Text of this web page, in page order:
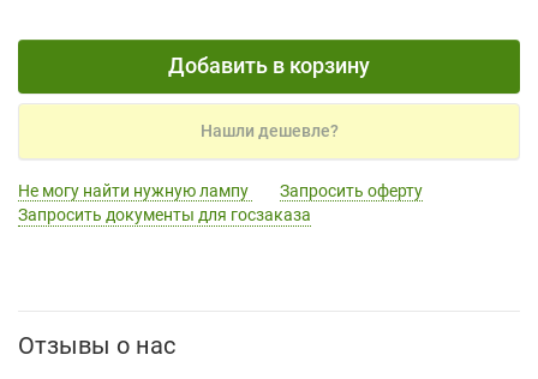
Добавить в корзину
Нашли дешевле?
Не могу найти нужную лампу
Запросить оферту
Запросить документы для госзаказа
Отзывы о нас